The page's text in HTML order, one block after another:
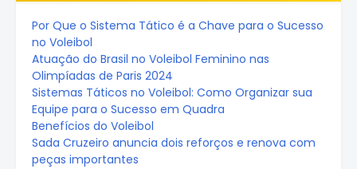
Por Que o Sistema Tático é a Chave para o Sucesso
no Voleibol
Atuação do Brasil no Voleibol Feminino nas
Olimpíadas de Paris 2024
Sistemas Táticos no Voleibol: Como Organizar sua
Equipe para o Sucesso em Quadra
Benefícios do Voleibol
Sada Cruzeiro anuncia dois reforços e renova com
peças importantes